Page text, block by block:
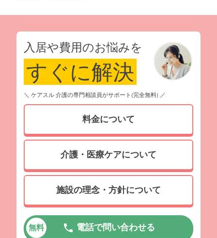
入居や費用のお悩みを
すぐに解決
＼ ケアスル 介護の専門相談員がサポート(完全無料) ／
料金について
介護・医療ケアについて
施設の理念・方針について
無料 電話で問い合わせる